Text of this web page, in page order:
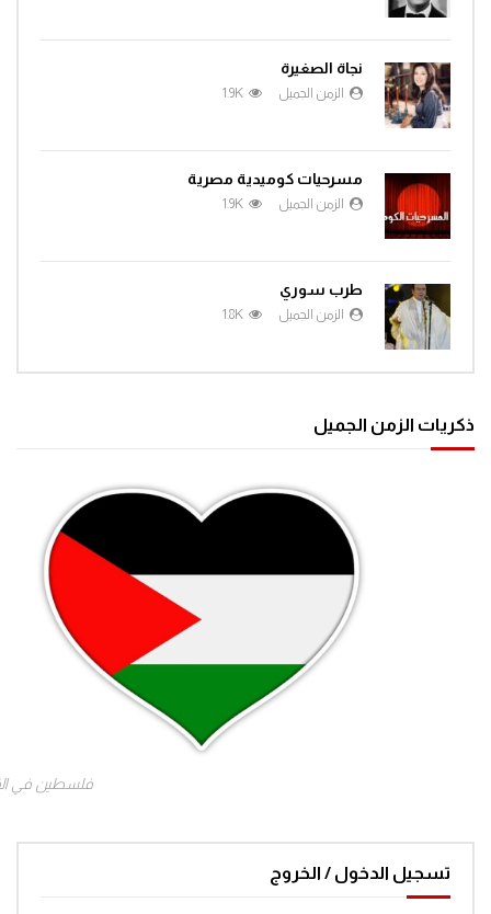
نجاة الصغيرة
الزمن الجميل 1.9K
مسرحيات كوميدية مصرية
الزمن الجميل 1.9K
طرب سوري
الزمن الجميل 1.8K
ذكريات الزمن الجميل
فلسطين في
تسجيل الدخول / الخروج